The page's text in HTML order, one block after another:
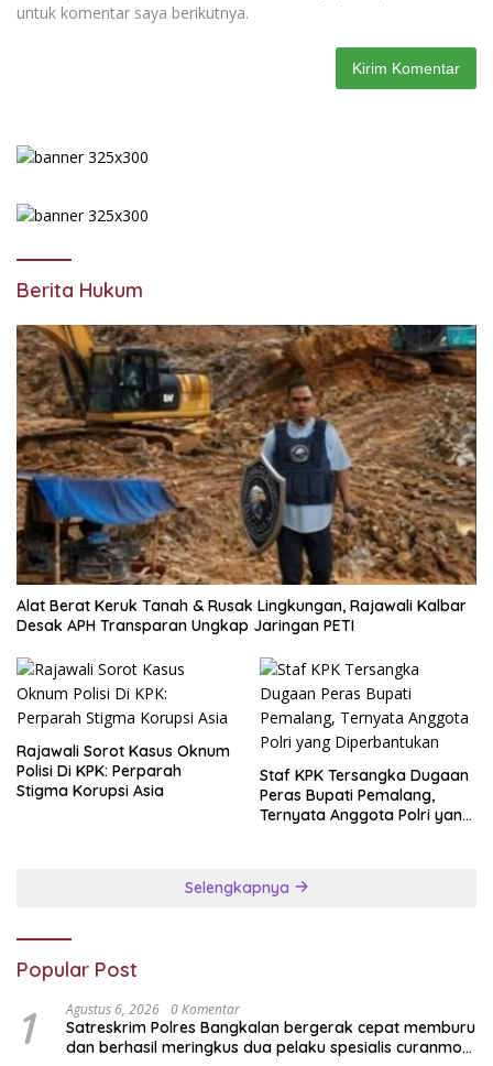
untuk komentar saya berikutnya.
Berita Hukum
Alat Berat Keruk Tanah & Rusak Lingkungan, Rajawali Kalbar
Desak APH Transparan Ungkap Jaringan PETI
Rajawali Sorot Kasus Oknum
Polisi Di KPK: Perparah
Stigma Korupsi Asia
Staf KPK Tersangka Dugaan
Peras Bupati Pemalang,
Ternyata Anggota Polri yang
Selengkapnya
Popular Post
1 Agustus 6, 2026 0 Komentar
Satreskrim Polres Bangkalan bergerak cepat memburu
dan berhasil meringkus dua pelaku spesialis curanmor